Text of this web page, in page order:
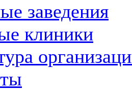
заведения
клиники